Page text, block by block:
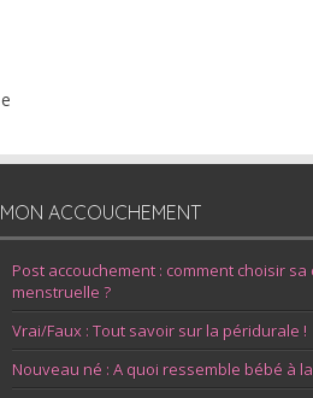
MON ACCOUCHEMENT
Post accouchement : comment choisir sa
menstruelle ?
Vrai/Faux : Tout savoir sur la péridurale !
Nouveau né : A quoi ressemble bébé à